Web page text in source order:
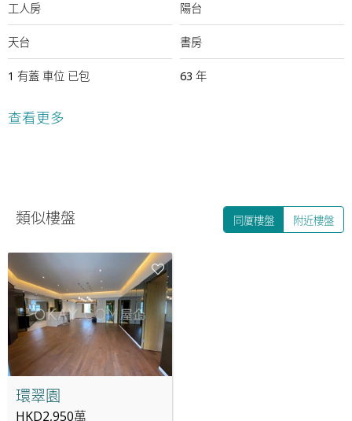
工人房 陽台
天台 書房
1 有蓋 車位 已包 63 年
24小時保安
查看更多
類似樓盤 同厦樓盤 附近樓盤
環翠園
HKD2,950萬